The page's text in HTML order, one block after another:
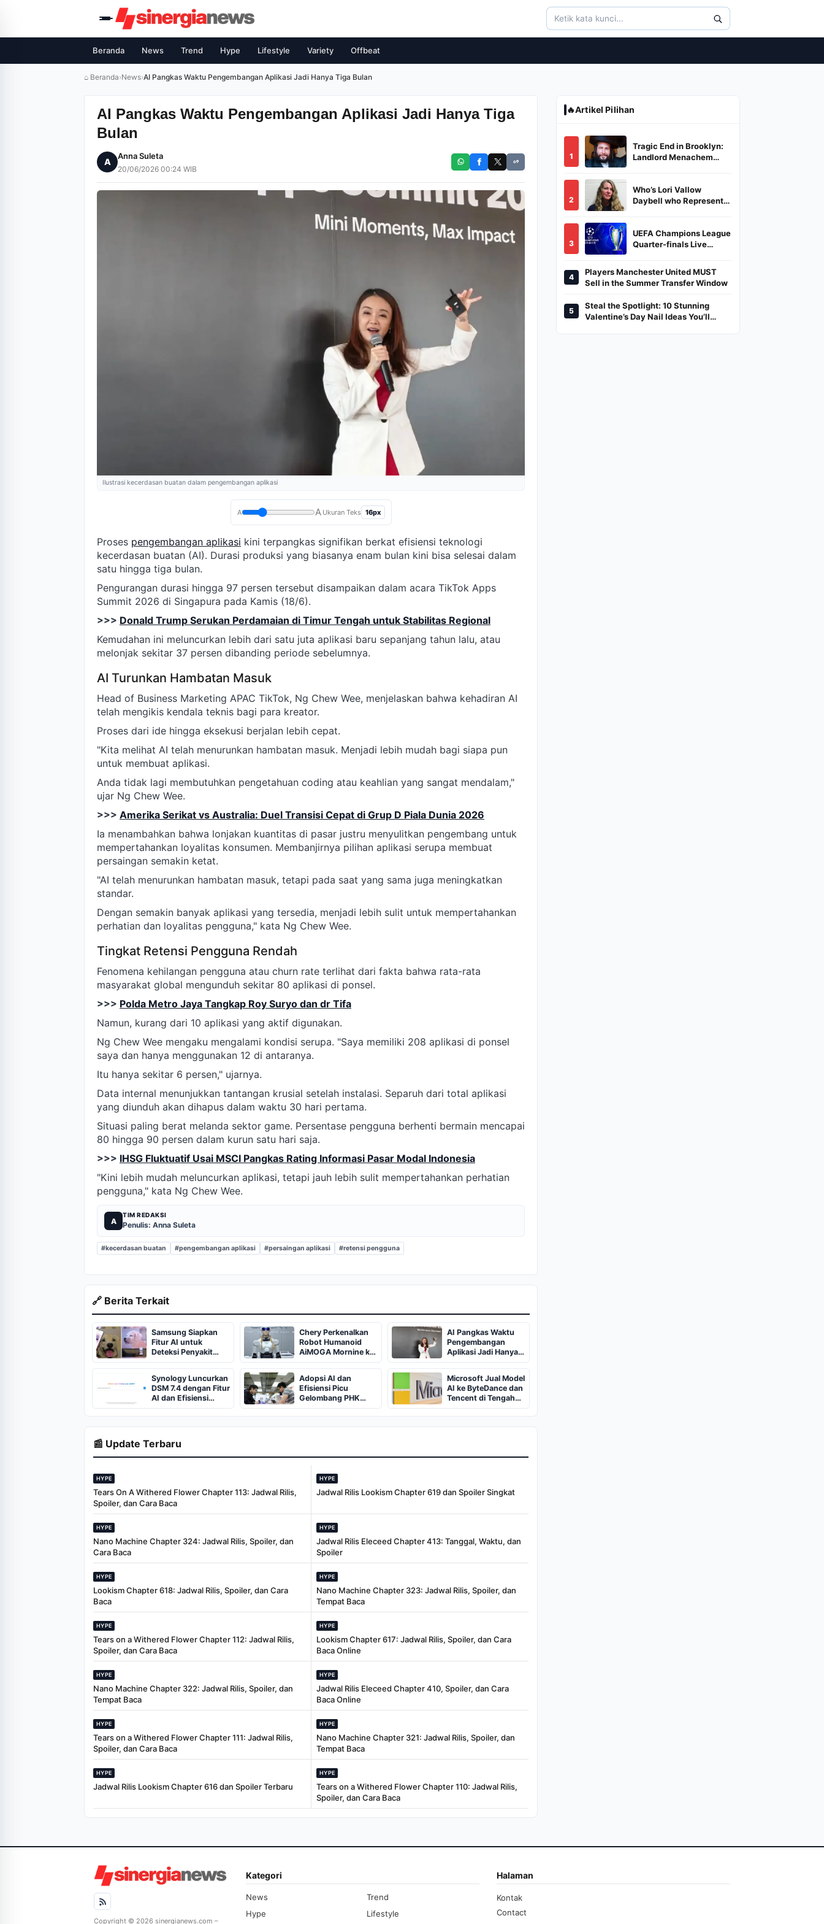
Beranda News Trend Hype Lifestyle Variety Offbeat
⌂ Beranda›News›AI Pangkas Waktu Pengembangan Aplikasi Jadi Hanya Tiga Bulan
AI Pangkas Waktu Pengembangan Aplikasi Jadi Hanya Tiga
Bulan
A
Anna Suleta
20/06/2026 00:24 WIB
Ilustrasi kecerdasan buatan dalam pengembangan aplikasi
A A Ukuran Teks 16px
Proses pengembangan aplikasi kini terpangkas signifikan berkat efisiensi teknologi
kecerdasan buatan (AI). Durasi produksi yang biasanya enam bulan kini bisa selesai dalam
satu hingga tiga bulan.
Pengurangan durasi hingga 97 persen tersebut disampaikan dalam acara TikTok Apps
Summit 2026 di Singapura pada Kamis (18/6).
>>> Donald Trump Serukan Perdamaian di Timur Tengah untuk Stabilitas Regional
Kemudahan ini meluncurkan lebih dari satu juta aplikasi baru sepanjang tahun lalu, atau
melonjak sekitar 37 persen dibanding periode sebelumnya.
AI Turunkan Hambatan Masuk
Head of Business Marketing APAC TikTok, Ng Chew Wee, menjelaskan bahwa kehadiran AI
telah mengikis kendala teknis bagi para kreator.
Proses dari ide hingga eksekusi berjalan lebih cepat.
"Kita melihat AI telah menurunkan hambatan masuk. Menjadi lebih mudah bagi siapa pun
untuk membuat aplikasi.
Anda tidak lagi membutuhkan pengetahuan coding atau keahlian yang sangat mendalam,"
ujar Ng Chew Wee.
>>> Amerika Serikat vs Australia: Duel Transisi Cepat di Grup D Piala Dunia 2026
Ia menambahkan bahwa lonjakan kuantitas di pasar justru menyulitkan pengembang untuk
mempertahankan loyalitas konsumen. Membanjirnya pilihan aplikasi serupa membuat
persaingan semakin ketat.
"AI telah menurunkan hambatan masuk, tetapi pada saat yang sama juga meningkatkan
standar.
Dengan semakin banyak aplikasi yang tersedia, menjadi lebih sulit untuk mempertahankan
perhatian dan loyalitas pengguna," kata Ng Chew Wee.
Tingkat Retensi Pengguna Rendah
Fenomena kehilangan pengguna atau churn rate terlihat dari fakta bahwa rata-rata
masyarakat global mengunduh sekitar 80 aplikasi di ponsel.
>>> Polda Metro Jaya Tangkap Roy Suryo dan dr Tifa
Namun, kurang dari 10 aplikasi yang aktif digunakan.
Ng Chew Wee mengaku mengalami kondisi serupa. "Saya memiliki 208 aplikasi di ponsel
saya dan hanya menggunakan 12 di antaranya.
Itu hanya sekitar 6 persen," ujarnya.
Data internal menunjukkan tantangan krusial setelah instalasi. Separuh dari total aplikasi
yang diunduh akan dihapus dalam waktu 30 hari pertama.
Situasi paling berat melanda sektor game. Persentase pengguna berhenti bermain mencapai
80 hingga 90 persen dalam kurun satu hari saja.
>>> IHSG Fluktuatif Usai MSCI Pangkas Rating Informasi Pasar Modal Indonesia
"Kini lebih mudah meluncurkan aplikasi, tetapi jauh lebih sulit mempertahankan perhatian
pengguna," kata Ng Chew Wee.
A
TIM REDAKSI
Penulis: Anna Suleta
#kecerdasan buatan #pengembangan aplikasi #persaingan aplikasi #retensi pengguna
🔗 Berita Terkait
Samsung Siapkan
Fitur AI untuk
Deteksi Penyakit
Hewan Peliharaan
Chery Perkenalkan
Robot Humanoid
AiMOGA Mornine ke
Indonesia
AI Pangkas Waktu
Pengembangan
Aplikasi Jadi Hanya
Tiga Bulan
Synology Luncurkan
DSM 7.4 dengan Fitur
AI dan Efisiensi
Penyimpanan
Adopsi AI dan
Efisiensi Picu
Gelombang PHK
Pekerja
Berpendapatan
Tinggi
Microsoft Jual Model
AI ke ByteDance dan
Tencent di Tengah
Ketegangan AS-
China
📰 Update Terbaru
HYPE
Tears On A Withered Flower Chapter 113: Jadwal Rilis,
Spoiler, dan Cara Baca
HYPE
Jadwal Rilis Lookism Chapter 619 dan Spoiler Singkat
HYPE
Nano Machine Chapter 324: Jadwal Rilis, Spoiler, dan
Cara Baca
HYPE
Jadwal Rilis Eleceed Chapter 413: Tanggal, Waktu, dan
Spoiler
HYPE
Lookism Chapter 618: Jadwal Rilis, Spoiler, dan Cara
Baca
HYPE
Nano Machine Chapter 323: Jadwal Rilis, Spoiler, dan
Tempat Baca
HYPE
Tears on a Withered Flower Chapter 112: Jadwal Rilis,
Spoiler, dan Cara Baca
HYPE
Lookism Chapter 617: Jadwal Rilis, Spoiler, dan Cara
Baca Online
HYPE
Nano Machine Chapter 322: Jadwal Rilis, Spoiler, dan
Tempat Baca
HYPE
Jadwal Rilis Eleceed Chapter 410, Spoiler, dan Cara
Baca Online
HYPE
Tears on a Withered Flower Chapter 111: Jadwal Rilis,
Spoiler, dan Cara Baca
HYPE
Nano Machine Chapter 321: Jadwal Rilis, Spoiler, dan
Tempat Baca
HYPE
Jadwal Rilis Lookism Chapter 616 dan Spoiler Terbaru
HYPE
Tears on a Withered Flower Chapter 110: Jadwal Rilis,
Spoiler, dan Cara Baca
🔥Artikel Pilihan
1
Tragic End in Brooklyn:
Landlord Menachem
Burned in a Dumpster
2
Who’s Lori Vallow
Daybell who Represents
3
UEFA Champions League
Quarter-finals Live
And Where To Watch
4
Players Manchester United MUST
Sell in the Summer Transfer Window
5
Steal the Spotlight: 10 Stunning
Valentine’s Day Nail Ideas You’ll
Copyright © 2026 sinergianews.com –
Kategori
News
Trend
Hype
Lifestyle
Halaman
Kontak
Contact